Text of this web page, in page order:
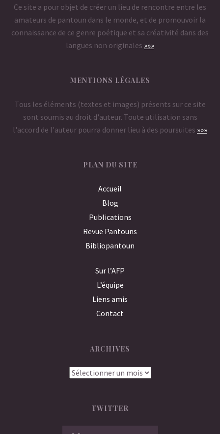
Ce site a pour objet de créer un lieu de rencontre entre les
amateurs de pantoun dans le monde, et de promouvoir la
connaissance de ce genre poétique et sa créativité dans des
langues non originales »»»
MENTIONS LÉGALES
Tous les éléments (textes et images) présents sur ce site
sont soumis au droit d'auteur. Toute utilisation sans
l'accord de l'auteur pourra donner lieu à des poursuites »»»
PLAN DU SITE
Accueil
Blog
Publications
Revue Pantouns
Bibliopantoun
Sur l’AFP
L’équipe
Liens amis
Contact
ARCHIVES
Archives
TWITTER